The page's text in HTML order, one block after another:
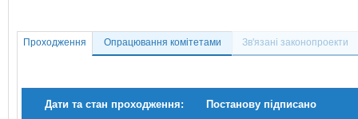
Проходження Опрацювання комітетами Зв'язані законопроекти
Дати та стан проходження: Постанову підписано